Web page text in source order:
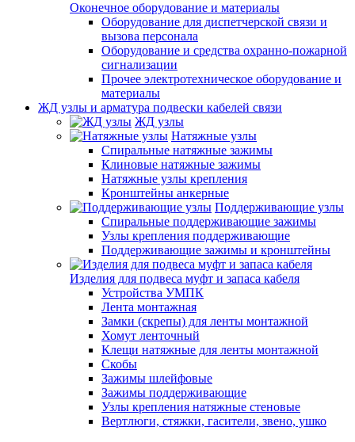
Оконечное оборудование и материалы
Оборудование для диспетчерской связи и
вызова персонала
Оборудование и средства охранно-пожарной
сигнализации
Прочее электротехническое оборудование и
материалы
ЖД узлы и арматура подвески кабелей связи
ЖД узлы
Натяжные узлы
Спиральные натяжные зажимы
Клиновые натяжные зажимы
Натяжные узлы крепления
Кронштейны анкерные
Поддерживающие узлы
Спиральные поддерживающие зажимы
Узлы крепления поддерживающие
Поддерживающие зажимы и кронштейны
Изделия для подвеса муфт и запаса кабеля
Устройства УМПК
Лента монтажная
Замки (скрепы) для ленты монтажной
Хомут ленточный
Клещи натяжные для ленты монтажной
Скобы
Зажимы шлейфовые
Зажимы поддерживающие
Узлы крепления натяжные стеновые
Вертлюги, стяжки, гасители, звено, ушко